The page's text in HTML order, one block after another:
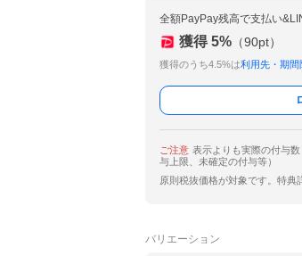
全額PayPay残高で支払い
獲得 5% （90pt）
獲得のうち4.5%は利用先・期間
ご注意 表示よりも実際の付与
与上限、未確定の付与等）
原則税抜価格が対象です。特典
バリエーション